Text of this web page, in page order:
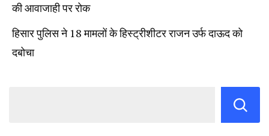
की आवाजाही पर रोक
हिसार पुलिस ने 18 मामलों के हिस्ट्रीशीटर राजन उर्फ दाऊद को
दबोचा